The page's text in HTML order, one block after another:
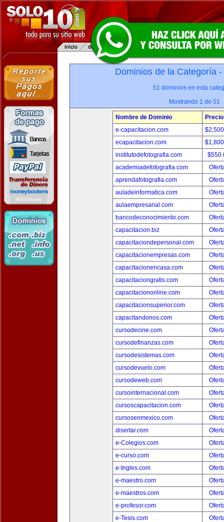
Dominios de la Categoría -
51 dominios en esta
Mostrando 1 de 51
Nombre de Dominio
Precio
e-capacitacion.com
ecapacitacion.com
institutodefotografia.com
academiadefotografia.com
aprendafotografia.com
auladeinformatica.com
aulaempresarial.com
bancodeconocimiento.com
capacitacion.biz
capacitaciondepersonal.com
capacitacionempresas.com
capacitacionencasa.com
capacitaciongratis.com
capacitaciononline.com
capacitacionsuperior.com
capacitandonos.com
cursodecine.com
cursodefinanzas.com
cursodesistemas.com
cursodevuelo.com
cursodeweb.com
cursointernacional.com
cursoscapacitacion.com
cursosenmexico.com
disertar.com
e-Colegios.com
e-curso.com
e-Ingles.com
e-maestro.com
e-maestros.com
e-profesor.com
e-Tesis.com